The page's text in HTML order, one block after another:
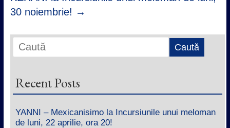
30 noiembrie! →
Recent Posts
YANNI – Mexicanisimo la Incursiunile unui meloman
de luni, 22 aprilie, ora 20!